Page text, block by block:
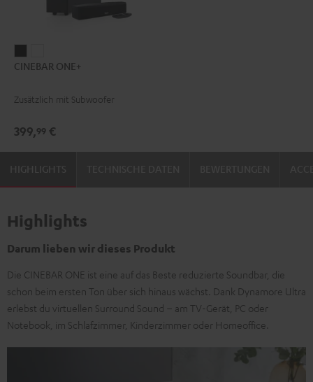
ONE+ONE+
CINEBAR ONE+
Zusätzlich mit Subwoofer
399,99 €
HIGHLIGHTS
Highlights
Darum lieben wir dieses Produkt
Die CINEBAR ONE ist eine auf das Beste reduzierte Soundbar, die
schon beim ersten Ton über sich hinaus wächst. Dank Dynamore Ultra
erlebst du virtuellen Surround Sound – am TV-Gerät, PC oder
Notebook, im Schlafzimmer, Kinderzimmer oder Homeoffice.